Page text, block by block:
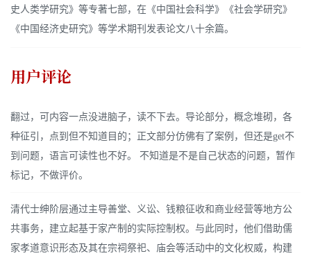
史人类学研究》等专著七部，在《中国社会科学》《社会学研究》
《中国经济史研究》等学术期刊发表论文八十余篇。
用户评论
翻过，可内容一点没进脑子，读不下去。导论部分，概念堆砌，各
种征引，点到但不知道目的；正文部分仿佛有了案例，但还是get不
到问题，语言可读性也不好。 不知道是不是自己状态的问题，暂作
标记，不做评价。
清代士绅阶层通过主导善堂、义讼、钱粮征收和商业经营等地方公
共事务，建立起基于家产制的实际控制权。与此同时，他们借助儒
家孝道意识形态及其在宗祠祭祀、庙会等活动中的文化权威，构建